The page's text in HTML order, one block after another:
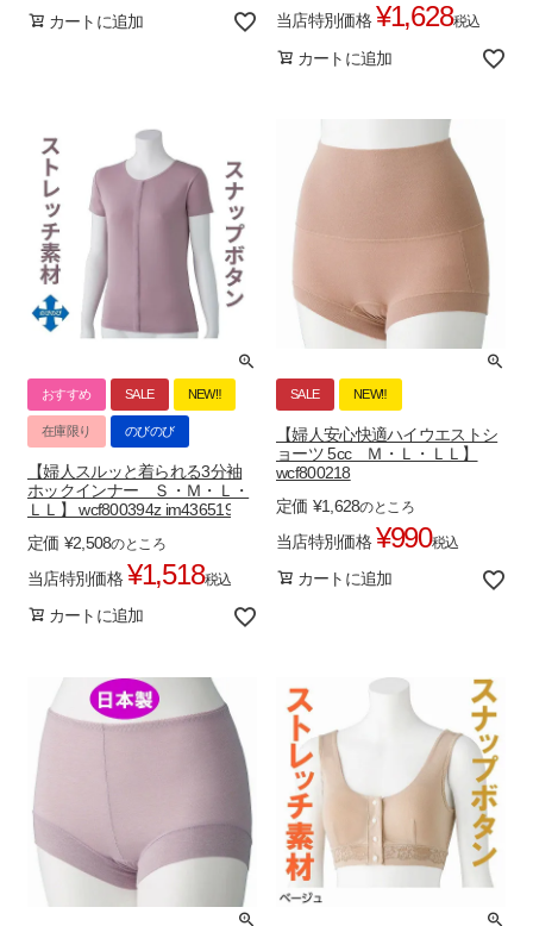
カートに追加 当店特別価格 ¥1,628税込
カートに追加
おすすめ SALE NEW‼
在庫限り のびのび
【婦人スルッと着られる3分袖
ホックインナー Ｓ・Ｍ・Ｌ・
ＬＬ】 wcf800394z im436519
定価 ¥2,508のところ
当店特別価格 ¥1,518税込
カートに追加
SALE NEW‼
【婦人安心快適ハイウエストシ
ョーツ 5cc Ｍ・Ｌ・ＬＬ】
wcf800218
定価 ¥1,628のところ
当店特別価格 ¥990税込
カートに追加